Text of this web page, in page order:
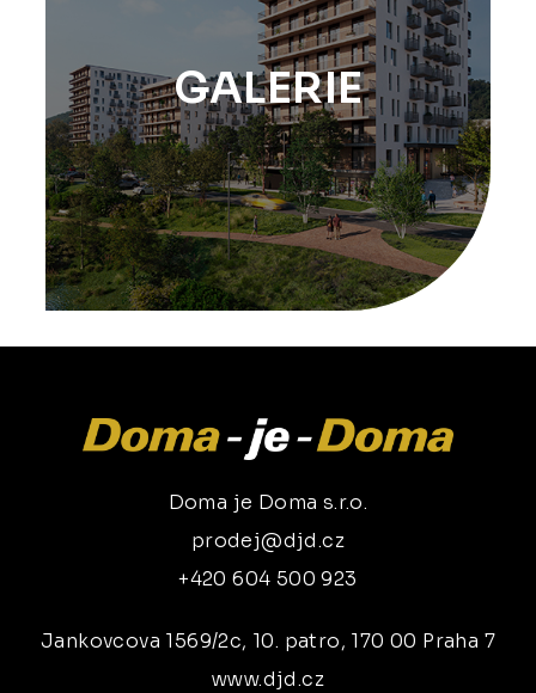
GALERIE
Doma je Doma s.r.o.
prodej@djd.cz
+420 604 500 923
Jankovcova 1569/2c, 10. patro, 170 00 Praha 7
www.djd.cz